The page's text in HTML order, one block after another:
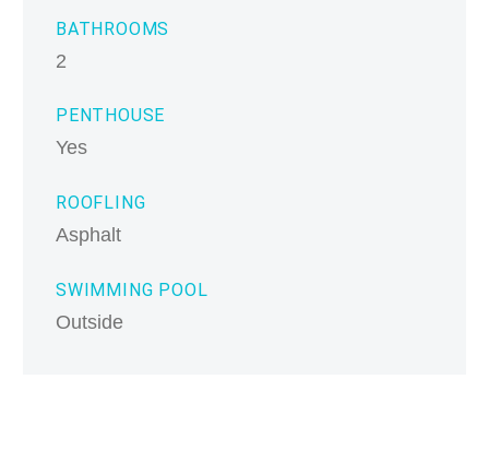
BATHROOMS
2
PENTHOUSE
Yes
ROOFLING
Asphalt
SWIMMING POOL
Outside